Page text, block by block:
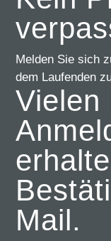
Melden Sie sich
dem Laufenden
Vielen
Mail.